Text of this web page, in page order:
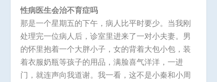
性病医生会治不育症吗
那是一个星期五的下午，病人比平时要少。当我刚
处理完一位病人后，诊室里进来了一对小夫妻。男
的怀里抱着一个大胖小子，女的背着大包小包，装
着衣服奶瓶等孩子的用品，满脸喜气洋洋，一进
门，就连声向我道谢。我一看，这不是小秦和小周